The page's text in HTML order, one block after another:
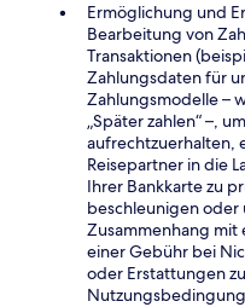
Ermöglichung und
Bearbeitung von
Transaktionen
Zahlungsdaten für
Zahlungsmodelle –
„Später zahlen“ –,
aufrechtzuerhalten,
Reisepartner in die
Ihrer Bankkarte zu
beschleunigen oder
Zusammenhang
einer Gebühr bei
oder Erstattungen